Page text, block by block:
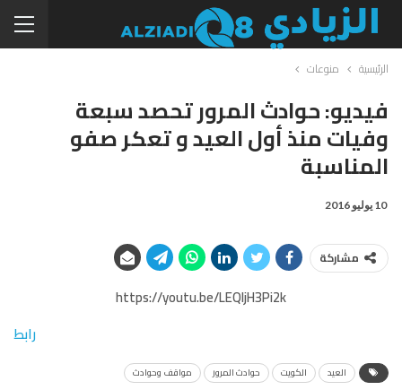
الرئيسية منوعات
فيديو: حوادث المرور تحصد سبعة
وفيات منذ أول العيد و تعكر صفو
المناسبة
10 يوليو 2016
مشاركة
https://youtu.be/LEQljH3Pi2k
رابط
العيد الكويت حوادث المرور مواقف وحوادث